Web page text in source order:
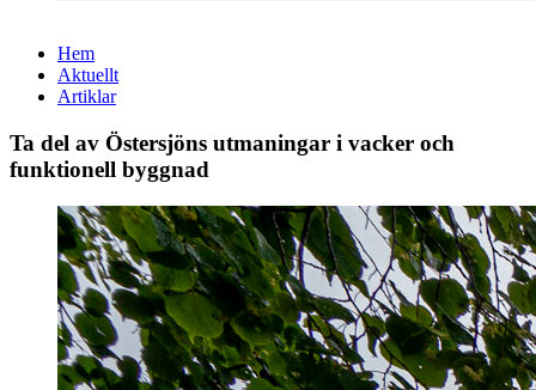
Hem
Aktuellt
Artiklar
Ta del av Östersjöns utmaningar i vacker och
funktionell byggnad